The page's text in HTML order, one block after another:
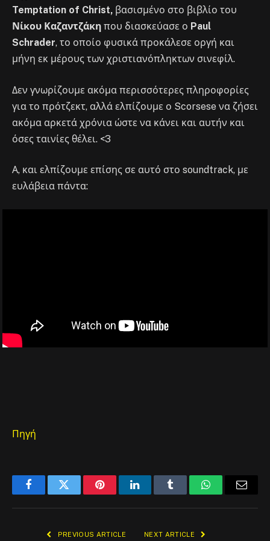
Temptation of Christ, βασισμένο στο βιβλίο του
Νίκου Καζαντζάκη που διασκεύασε ο Paul
Schrader, το οποίο φυσικά προκάλεσε οργή και
μήνη εκ μέρους των χριστιανόπληκτων σινεφίλ.
Δεν γνωρίζουμε ακόμα περισσότερες πληροφορίες
για το πρότζεκτ, αλλά ελπίζουμε ο Scorsese να ζήσει
ακόμα αρκετά χρόνια ώστε να κάνει και αυτήν και
όσες ταινίες θέλει. <3
Α, και ελπίζουμε επίσης σε αυτό στο soundtrack, με
ευλάβεια πάντα:
Πηγή
FacebookTwitter PinterestLinkedInTumblr WhatsApp
PREVIOUS ARTICLE NEXT ARTICLE